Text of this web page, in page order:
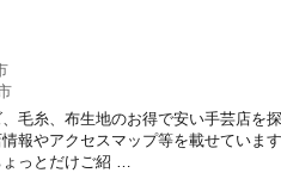
毛糸、布生地のお得で安い手芸店を
報やアクセスマップ等を載せていま
ょっとだけご紹 …